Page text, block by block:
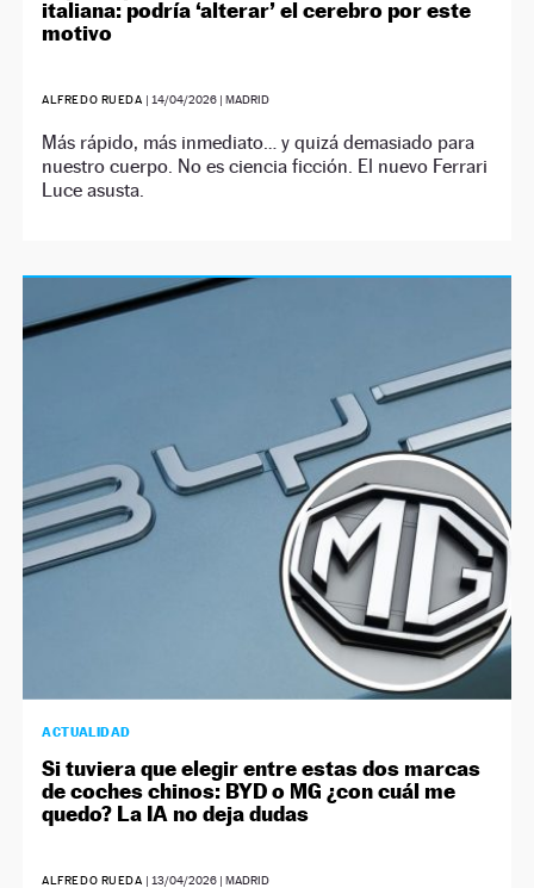
italiana: podría ‘alterar’ el cerebro por este
motivo
ALFREDO RUEDA | 14/04/2026 | MADRID
Más rápido, más inmediato… y quizá demasiado para
nuestro cuerpo. No es ciencia ficción. El nuevo Ferrari
Luce asusta.
ACTUALIDAD
Si tuviera que elegir entre estas dos marcas
de coches chinos: BYD o MG ¿con cuál me
quedo? La IA no deja dudas
ALFREDO RUEDA | 13/04/2026 | MADRID